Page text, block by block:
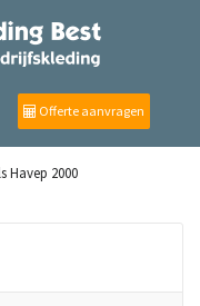
Offerte aanvragen
Havep 2000